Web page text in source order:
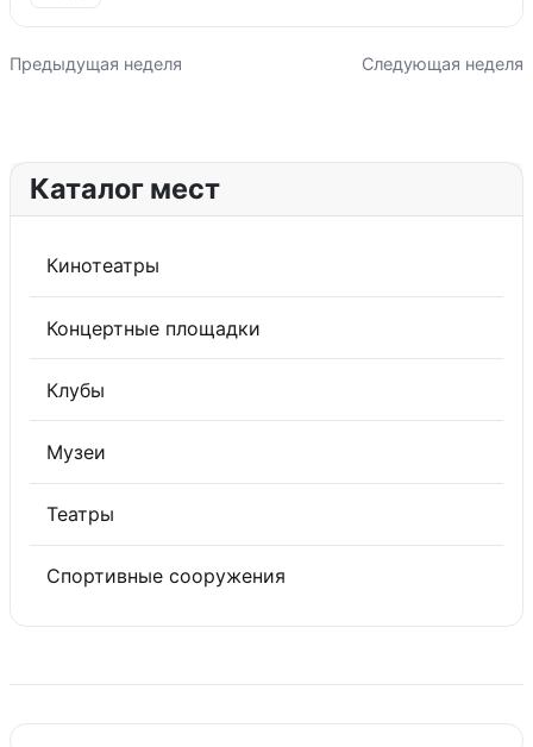
Предыдущая неделя Следующая неделя
Каталог мест
Кинотеатры
Концертные площадки
Клубы
Музеи
Театры
Спортивные сооружения